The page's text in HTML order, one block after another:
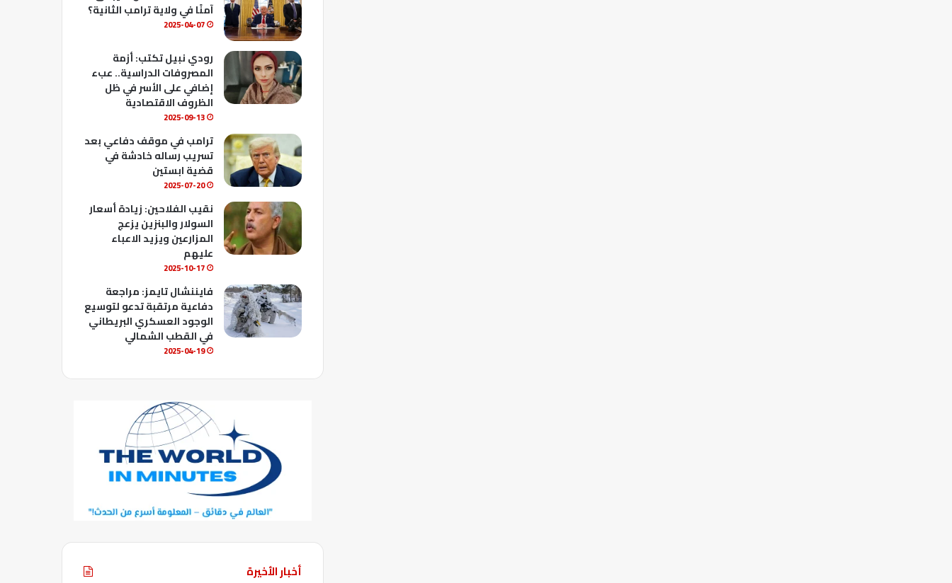
b
e
آمنًا في ولاية ترامب الثانية؟
2025-04-07
رودي نبيل تكتب: أزمة
المصروفات الدراسية.. عبء
إضافي على الأسر في ظل
الظروف الاقتصادية
2025-09-13
ترامب في موقف دفاعي بعد
تسريب رساله خادشة في
قضية ابستين
2025-07-20
نقيب الفلاحين: زيادة أسعار
السولار والبنزين يزعج
المزارعين ويزيد الاعباء
عليهم
2025-10-17
فايننشال تايمز: مراجعة
دفاعية مرتقبة تدعو لتوسيع
الوجود العسكري البريطاني
في القطب الشمالي
2025-04-19
أخبار الأخيرة